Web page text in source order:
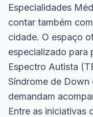
Especialidades
contar também
cidade. O espaço
especializado para
Espectro Autista
Síndrome de
demandam
Entre as iniciativas